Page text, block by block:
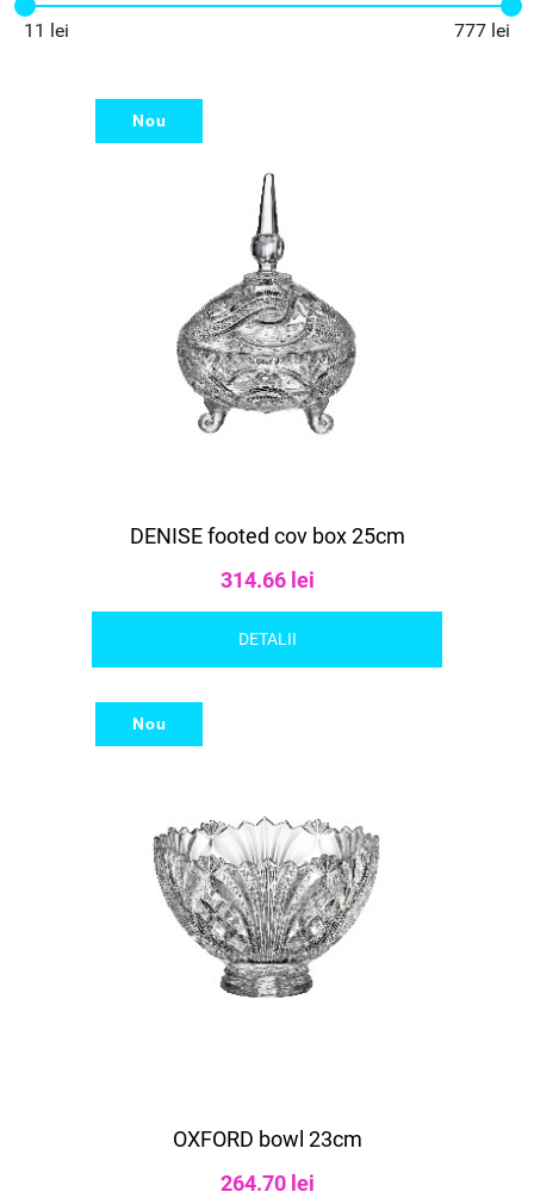
11 lei 777 lei
DENISE footed cov box 25cm
314.66 lei
DETALII
Nou
OXFORD bowl 23cm
264.70 lei
Nou